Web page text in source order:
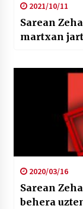
2021/10/11
Sarean
martxan
2020/03/16
Sarean
behera